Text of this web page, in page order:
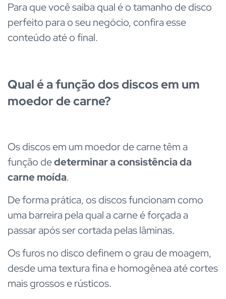
Para que você saiba qual é o tamanho de disco
perfeito para o seu negócio, confira esse
conteúdo até o final.
Qual é a função dos discos em um
moedor de carne?
Os discos em um moedor de carne têm a
função dedeterminar a consistência da
carne moída.
De forma prática, os discos funcionam como
uma barreira pela qual a carne é forçada a
passar após ser cortada pelas lâminas.
Os furos no disco definem o grau de moagem,
desde uma textura fina e homogênea até cortes
mais grossos e rústicos.